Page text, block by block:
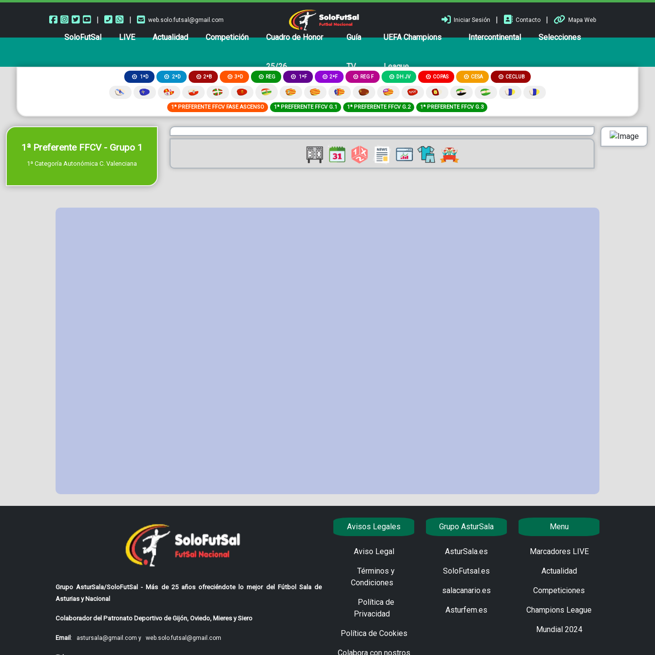
| | web.solo.futsal@gmail.com Iniciar Sesión | Contacto | Mapa Web
SoloFutSal LIVE Actualidad Competición Cuadro de Honor
25/26
Guía
TV
UEFA Champions
League
Intercontinental Selecciones
1ªD 2ªD 2ªB 3ªD REG 1ªF 2ªF REG F DH JV COPAS CESA CECLUB
1ª PREFERENTE FFCV FASE ASCENSO 1ª PREFERENTE FFCV G.1 1ª PREFERENTE FFCV G.2 1ª PREFERENTE FFCV G.3
1ª Preferente FFCV - Grupo 1
1ª Categoría Autonómica C. Valenciana
Grupo AsturSala/SoloFutSal - Más de 25 años ofreciéndote lo mejor del Fútbol Sala de
Asturias y Nacional
Colaborador del Patronato Deportivo de Gijón, Oviedo, Mieres y Siero
Email : astursala@gmail.com y web.solo.futsal@gmail.com
Avisos Legales
Aviso Legal
Términos y
Condiciones
Política de
Privacidad
Política de Cookies
Colabora con nostros
Grupo AsturSala
AsturSala.es
SoloFutsal.es
salacanario.es
Asturfem.es
Menu
Marcadores LIVE
Actualidad
Competiciones
Champions League
Mundial 2024